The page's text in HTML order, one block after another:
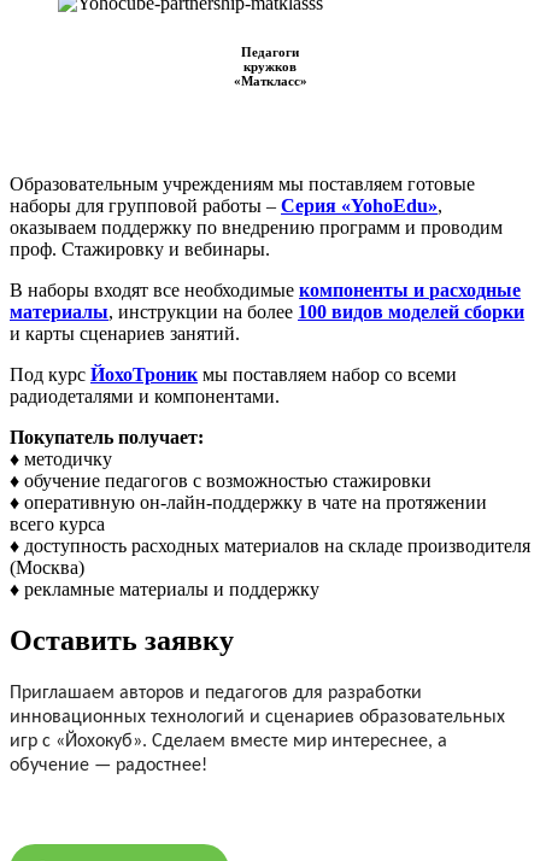
Педагоги
кружков
«Маткласс»
Образовательным учреждениям мы поставляем готовые
наборы для групповой работы – Серия «YohoEdu»,
оказываем поддержку по внедрению программ и проводим
проф. Стажировку и вебинары.
В наборы входят все необходимые компоненты и расходные
материалы, инструкции на более 100 видов моделей сборки
и карты сценариев занятий.
Под курс ЙохоТроник мы поставляем набор со всеми
радиодеталями и компонентами.
Покупатель получает:
♦ методичку
♦ обучение педагогов с возможностью стажировки
♦ оперативную он-лайн-поддержку в чате на протяжении
всего курса
♦ доступность расходных материалов на складе производителя
(Москва)
♦ рекламные материалы и поддержку
Оставить заявку
Приглашаем авторов и педагогов для разработки
инновационных технологий и сценариев образовательных
игр с «Йохокуб». Сделаем вместе мир интереснее, а
обучение — радостнее!